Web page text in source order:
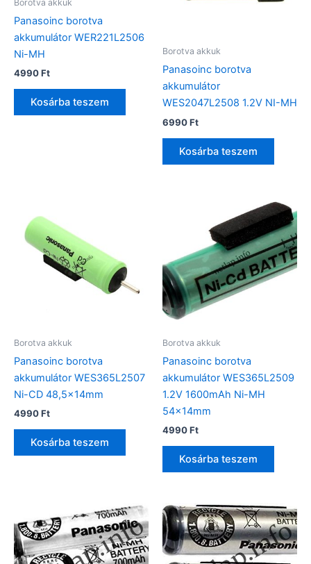
Borotva akkuk
Panasoinc borotva
akkumulátor WER221L2506
Ni-MH
4990Ft
Kosárba teszem
Borotva akkuk
Panasoinc borotva
akkumulátor
WES2047L2508 1.2V NI-MH
6990Ft
Kosárba teszem
Borotva akkuk
Panasoinc borotva
akkumulátor WES365L2507
Ni-CD 48,5x14mm
4990Ft
Kosárba teszem
Borotva akkuk
Panasoinc borotva
akkumulátor WES365L2509
1.2V 1600mAh Ni-MH
54x14mm
4990Ft
Kosárba teszem